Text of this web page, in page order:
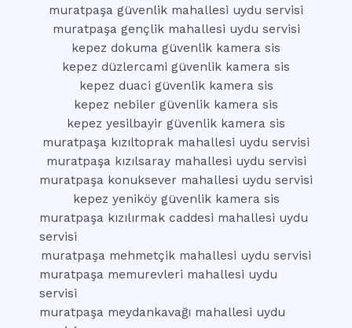
muratpaşa güvenlik mahallesi uydu servisi
muratpaşa gençlik mahallesi uydu servisi
kepez dokuma güvenlik kamera sis
kepez düzlercami güvenlik kamera sis
kepez duaci güvenlik kamera sis
kepez nebiler güvenlik kamera sis
kepez yesilbayir güvenlik kamera sis
muratpaşa kızıltoprak mahallesi uydu servisi
muratpaşa kızılsaray mahallesi uydu servisi
muratpaşa konuksever mahallesi uydu servisi
kepez yeniköy güvenlik kamera sis
muratpaşa kızılırmak caddesi mahallesi uydu
servisi
muratpaşa mehmetçik mahallesi uydu servisi
muratpaşa memurevleri mahallesi uydu
servisi
muratpaşa meydankavağı mahallesi uydu